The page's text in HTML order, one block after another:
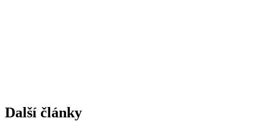
Další články